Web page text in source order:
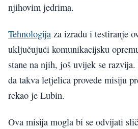
njihovim jedrima.
Tehnologija za izradu i testiranje
uključujući komunikacijsku
stane na njih, još uvijek se
da takva letjelica provede misiju
rekao je Lubin.
Ova misija mogla bi se odvijati